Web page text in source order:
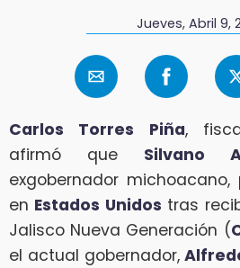
Jueves, Abril 9,
Carlos Torres Piña,
afirmó que Silvano
exgobernador
en Estados Unidos tras
Jalisco Nueva Generación (
el actual gobernador,